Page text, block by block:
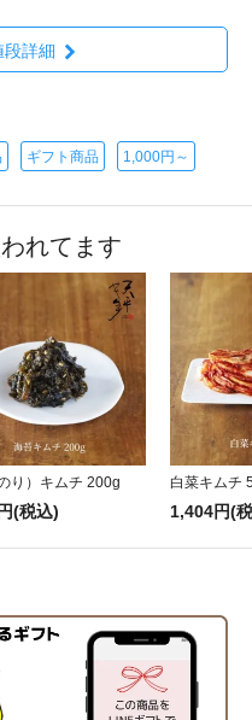
段詳細
ギフト商品 1,000円～
れてます
り）キムチ 200g
(税込)
白菜キムチ
1,404円(